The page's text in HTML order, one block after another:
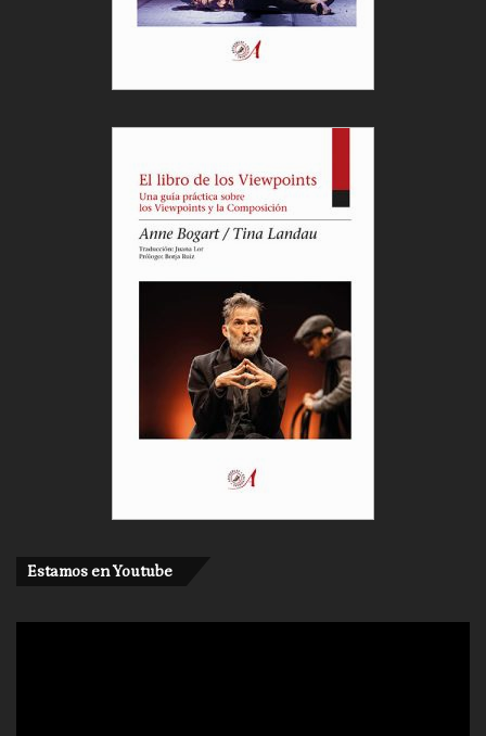
Estamos en Youtube